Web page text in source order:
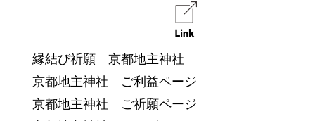
縁結び祈願 京都地主神社
京都地主神社 ご利益ページ
京都地主神社 ご祈願ページ